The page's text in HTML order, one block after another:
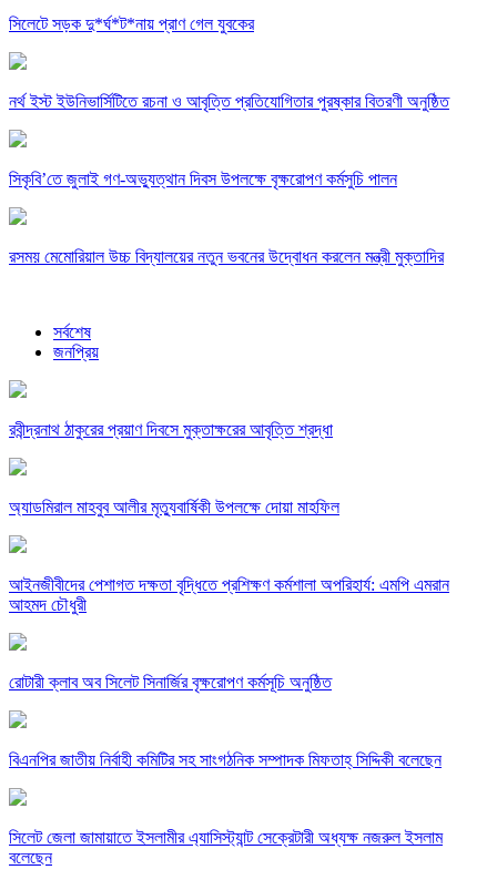
সিলেটে সড়ক দু*র্ঘ*ট*নায় প্রাণ গেল যুবকের
নর্থ ইস্ট ইউনিভার্সিটিতে রচনা ও আবৃত্তি প্রতিযোগিতার পুরষ্কার বিতরণী অনুষ্ঠিত
সিকৃবি’তে জুলাই গণ-অভ্যুত্থান দিবস উপলক্ষে বৃক্ষরোপণ কর্মসুচি পালন
রসময় মেমোরিয়াল উচ্চ বিদ্যালয়ের নতুন ভবনের উদ্বোধন করলেন মন্ত্রী মুক্তাদির
সর্বশেষ
জনপ্রিয়
রবীন্দ্রনাথ ঠাকুরের প্রয়াণ দিবসে মুক্তাক্ষরের আবৃত্তি শ্রদ্ধা
অ্যাডমিরাল মাহবুব আলীর মৃত্যুবার্ষিকী উপলক্ষে দোয়া মাহফিল
‎আইনজীবীদের পেশাগত দক্ষতা বৃদ্ধিতে প্রশিক্ষণ কর্মশালা অপরিহার্য: এমপি এমরান
আহমদ চৌধুরী
রোটারী ক্লাব অব সিলেট সিনার্জির বৃক্ষরোপণ কর্মসূচি অনুষ্ঠিত
বিএনপির জাতীয় নির্বাহী কমিটির সহ সাংগঠনিক সম্পাদক মিফতাহ্ সিদ্দিকী বলেছেন
সিলেট জেলা জামায়াতে ইসলামীর এ্যাসিস্ট্যান্ট সেক্রেটারী অধ্যক্ষ নজরুল ইসলাম
বলেছেন